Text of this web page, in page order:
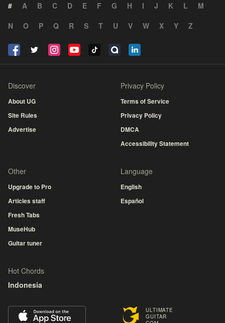
# A B C D E F G H I J K L
M
N
O P Q R S T U V W X Y Z
ULTIMATE
GUITAR
Discover
About UG
Site Rules
Advertise
Privacy Policy
Terms of Service
Privacy Policy
DMCA
Accessibility Statement
Other
Upgrade to Pro
Articles staff
Fresh Tabs
MuseHub
Guitar tuner
Language
English
Español
Hot Chords
Indonesia